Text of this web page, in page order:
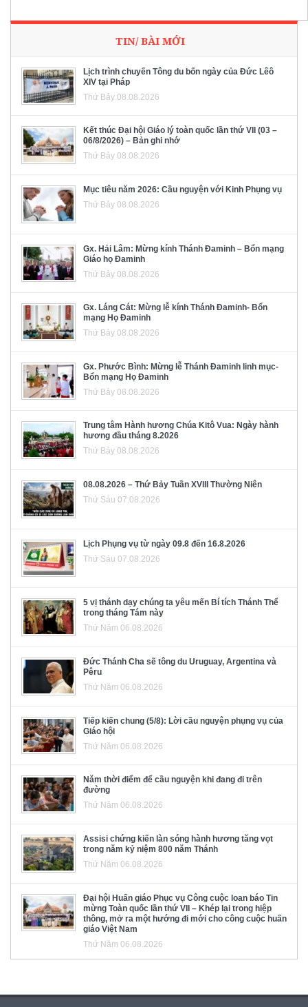
TIN/ BÀI MỚI
Lịch trình chuyến Tông du bốn ngày của Đức Lêô
XIV tại Pháp
Thứ Bảy 08.08.2026
Kết thúc Đại hội Giáo lý toàn quốc lần thứ VII (03 –
06/8/2026) – Bản ghi nhớ
Thứ Bảy 08.08.2026
Mục tiêu năm 2026: Cầu nguyện với Kinh Phụng vụ
Thứ Bảy 08.08.2026
Gx. Hải Lâm: Mừng kính Thánh Đaminh – Bổn mạng
Giáo họ Đaminh
Thứ Bảy 08.08.2026
Gx. Láng Cát: Mừng lễ kính Thánh Đaminh- Bổn
mạng Họ Đaminh
Thứ Bảy 08.08.2026
Gx. Phước Bình: Mừng lễ Thánh Đaminh linh mục-
Bổn mạng Họ Đaminh
Thứ Bảy 08.08.2026
Trung tâm Hành hương Chúa Kitô Vua: Ngày hành
hương đầu tháng 8.2026
Thứ Bảy 08.08.2026
08.08.2026 – Thứ Bảy Tuần XVIII Thường Niên
Thứ Sáu 07.08.2026
Lịch Phụng vụ từ ngày 09.8 đến 16.8.2026
Thứ Sáu 07.08.2026
5 vị thánh dạy chúng ta yêu mến Bí tích Thánh Thể
trong tháng Tám này
Thứ Năm 06.08.2026
Đức Thánh Cha sẽ tông du Uruguay, Argentina và
Pêru
Thứ Năm 06.08.2026
Tiếp kiến chung (5/8): Lời cầu nguyện phụng vụ của
Giáo hội
Thứ Năm 06.08.2026
Năm thời điểm để cầu nguyện khi đang đi trên
đường
Thứ Năm 06.08.2026
Assisi chứng kiến làn sóng hành hương tăng vọt
trong năm kỷ niệm 800 năm Thánh
Thứ Năm 06.08.2026
Đại hội Huấn giáo Phục vụ Công cuộc loan báo Tin
mừng Toàn quốc lần thứ VII – Khép lại trong hiệp
thông, mở ra một hướng đi mới cho công cuộc huấn
giáo Việt Nam
Thứ Năm 06.08.2026